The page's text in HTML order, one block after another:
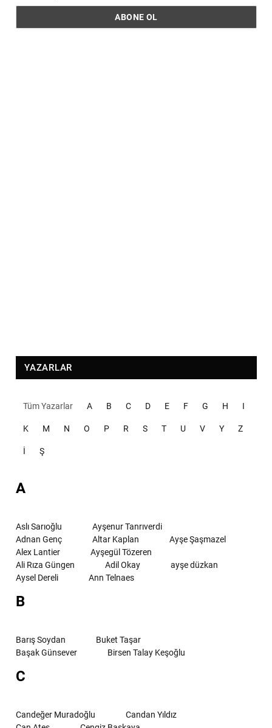
YAZARLAR
Tüm Yazarlar A B C D E F G H I
K M N O P R S T U V Y Z
İ Ş
A
Aslı Sarıoğlu
Ayşenur Tanrıverdi
Adnan Genç
Altar Kaplan
Ayşe Şaşmazel
Alex Lantier
Ayşegül Tözeren
Ali Rıza Güngen
Adil Okay
ayşe düzkan
Aysel Dereli
Ann Telnaes
B
Barış Soydan
Buket Taşar
Başak Günsever
Birsen Talay Keşoğlu
C
Candeğer Muradoğlu
Candan Yıldız